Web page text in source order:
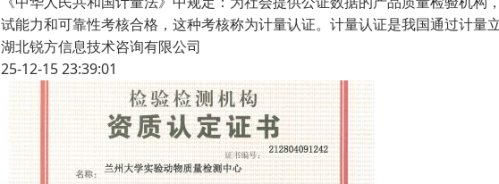
试能力和可靠性考核合格，这种考核称为计量认证。计量认证是我国通过计
湖北锐方信息技术咨询有限公司
25-12-15 23:39:01